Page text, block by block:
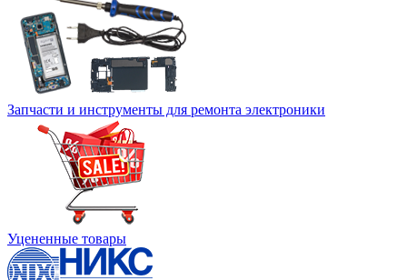
Запчасти и инструменты для ремонта электроники
Уцененные товары